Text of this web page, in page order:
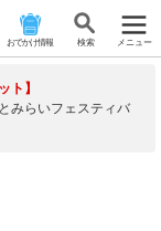
おでかけ情報 検 索 メニュー
ト】
みらいフェスティバ